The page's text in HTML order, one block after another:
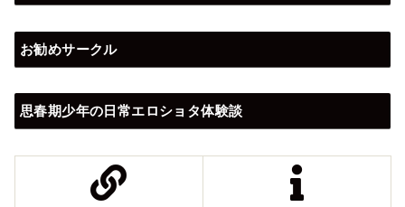
お勧めサークル
思春期少年の日常エロショタ体験談